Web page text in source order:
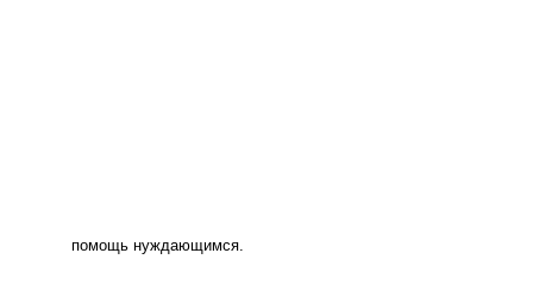
помощь нуждающимся.